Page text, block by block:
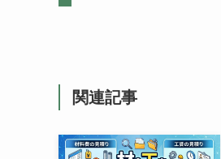
関連記事